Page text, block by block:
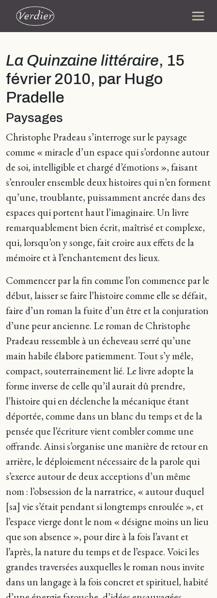
La Quinzaine littéraire, 15
février 2010, par Hugo
Pradelle
Paysages
Christophe Pradeau s’interroge sur le paysage
comme « miracle d’un espace qui s’ordonne autour
de soi, intelligible et chargé d’émotions », faisant
s’enrouler ensemble deux histoires qui n’en forment
qu’une, troublante, puissamment ancrée dans des
espaces qui portent haut l’imaginaire. Un livre
remarquablement bien écrit, maîtrisé et complexe,
qui, lorsqu’on y songe, fait croire aux effets de la
mémoire et à l’enchantement des lieux.
Commencer par la fin comme l’on commence par le
début, laisser se faire l’histoire comme elle se défait,
faire d’un roman la fuite d’un être et la conjuration
d’une peur ancienne. Le roman de Christophe
Pradeau ressemble à un écheveau serré qu’une
main habile élabore patiemment. Tout s’y mêle,
compact, souterrainement lié. Le livre adopte la
forme inverse de celle qu’il aurait dû prendre,
l’histoire qui en déclenche la mécanique étant
déportée, comme dans un blanc du temps et de la
pensée que l’écriture vient combler comme une
offrande. Ainsi s’organise une manière de retour en
arrière, le déploiement nécessaire de la parole qui
s’exerce autour de deux acceptions d’un même
nom : l’obsession de la narratrice, « autour duquel
[sa] vie s’était pendant si longtemps enroulée », et
l’espace vierge dont le nom « désigne moins un lieu
que son absence », pour dire à la fois l’avant et
l’après, la nature du temps et de l’espace. Voici les
grandes traversées auxquelles le roman nous invite
dans un langage à la fois concret et spirituel, habité